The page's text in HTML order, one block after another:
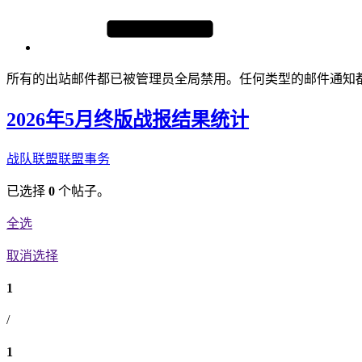
所有的出站邮件都已被管理员全局禁用。任何类型的邮件通知
2026年5月终版战报结果统计
战队联盟联盟事务
已选择 0 个帖子。
全选
取消选择
1
/
1